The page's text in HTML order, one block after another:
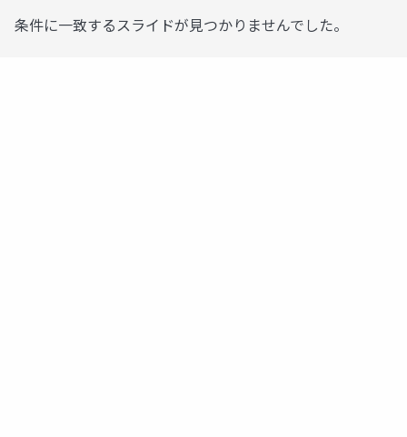
条件に一致するスライドが見つかりませんでした。